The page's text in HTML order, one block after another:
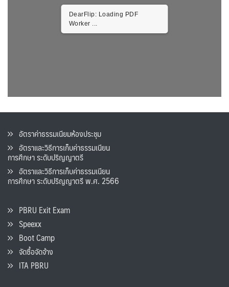
DearFlip: Loading PDF
Worker ...
อัตราค่าธรรมเนียมห้องประชุม
อัตราและวิธีการเก็บค่าธรรมเนียน
การศึกษา ระดับปริญญาตรี
อัตราและวิธีการเก็บค่าธรรมเนียน
การศึกษา ระดับปริญญาตรี พ.ศ. 2566
PBRU Exit Exam
Speexx
Boot Camp
จัดซื้อจัดจ้าง
ITA PBRU